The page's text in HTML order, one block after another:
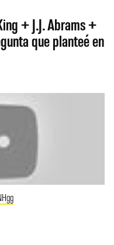
+ J.J. Abrams +
que planteé en